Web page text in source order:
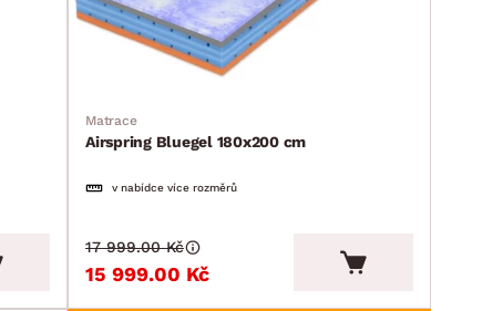
Matrace
Airspring Bluegel 180x200 cm
v nabídce více rozměrů
15 999.00 Kč
17 999.00 Kč